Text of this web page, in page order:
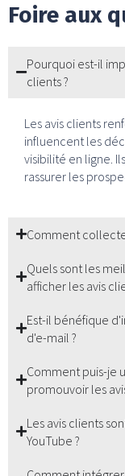
Foire aux
Pourquoi est-il
clients ?
Les avis clients
influencent les
visibilité en ligne.
rassurer les
Comment
Quels sont les
afficher les avis
Est-il bénéfique
d'e-mail ?
Comment puis-je
promouvoir les
Les avis clients
YouTube ?